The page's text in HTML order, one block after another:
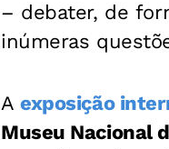
– debater, de
inúmeras
Aexposição
Museu Nacional